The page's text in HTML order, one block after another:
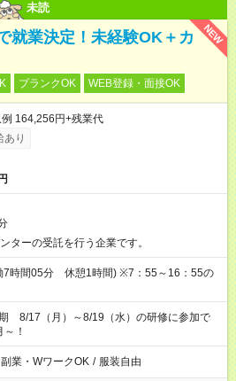
未読
NEW
就業決定！未経験OK＋カ
ブランクOK WEB登録・面接OK
164,256円+残業代
あり
ターの受託を行う企業です。
7時間05分 休憩1時間) ※7：55～16：55の
期 8/17（月）～8/19（水）の研修に参加で
！
副業・WワークOK / 服装自由